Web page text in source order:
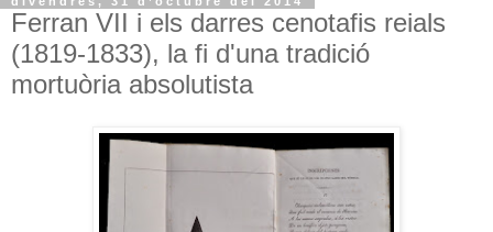
Ferran VII i els darres cenotafis reials
(1819-1833), la fi d'una tradició
mortuòria absolutista